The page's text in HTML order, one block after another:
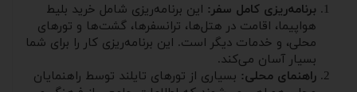
برنامه‌ریزی کامل سفر: این برنامه‌ریزی شامل خرید بلیط
هواپیما، اقامت در هتل‌ها، ترانسفرها، گشت‌ها و تورهای
محلی، و خدمات دیگر است. این برنامه‌ریزی کار را برای شما
بسیار آسان می‌کند.
راهنمای محلی: بسیاری از تورهای تایلند توسط راهنمایان